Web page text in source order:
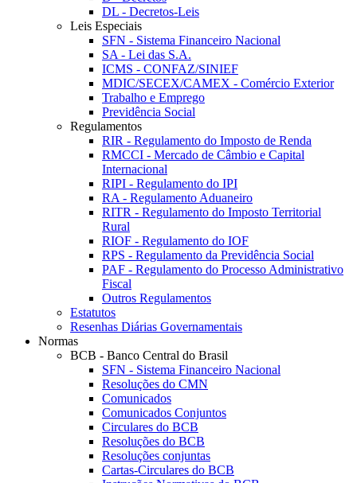
DL - Decretos-Leis
Leis Especiais
SFN - Sistema Financeiro Nacional
SA - Lei das S.A.
ICMS - CONFAZ/SINIEF
MDIC/SECEX/CAMEX - Comércio Exterior
Trabalho e Emprego
Previdência Social
Regulamentos
RIR - Regulamento do Imposto de Renda
RMCCI - Mercado de Câmbio e Capital
Internacional
RIPI - Regulamento do IPI
RA - Regulamento Aduaneiro
RITR - Regulamento do Imposto Territorial
Rural
RIOF - Regulamento do IOF
RPS - Regulamento da Previdência Social
PAF - Regulamento do Processo Administrativo
Fiscal
Outros Regulamentos
Estatutos
Resenhas Diárias Governamentais
Normas
BCB - Banco Central do Brasil
SFN - Sistema Financeiro Nacional
Resoluções do CMN
Comunicados
Comunicados Conjuntos
Circulares do BCB
Resoluções do BCB
Resoluções conjuntas
Cartas-Circulares do BCB